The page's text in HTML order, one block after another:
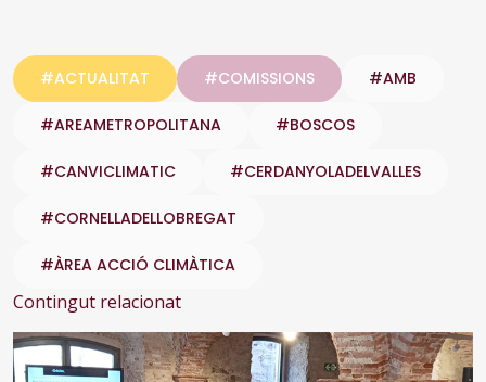
#ACTUALITAT #COMISSIONS #AMB
#AREAMETROPOLITANA #BOSCOS
#CANVICLIMATIC #CERDANYOLADELVALLES
#CORNELLADELLOBREGAT
#ÀREA ACCIÓ CLIMÀTICA
Contingut relacionat